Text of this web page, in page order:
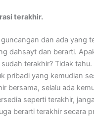
terakhir.
dan ada yang
dahsayt dan berarti.
terakhir? Tidak
pribadi yang kemudian
bersama, selalu ada
seperti terakhir,
berarti terakhir secara